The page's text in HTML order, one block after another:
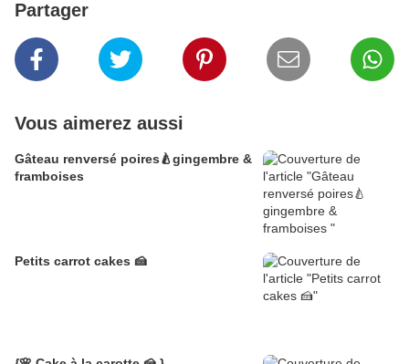
Partager
Vous aimerez aussi
Gâteau renversé poires🍐gingembre &
framboises
Petits carrot cakes 🍰